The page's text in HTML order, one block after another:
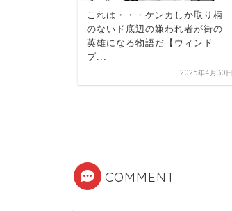
これは・・・ケンカしか取り柄
のないド底辺の嫌われ者が街の
英雄になる物語だ【ウィンド
ブ...
2025年4月30日
COMMENT